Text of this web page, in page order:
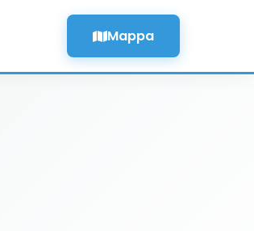
Mappa